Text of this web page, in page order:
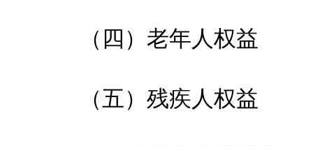
（四）老年人权益
（五）残疾人权益